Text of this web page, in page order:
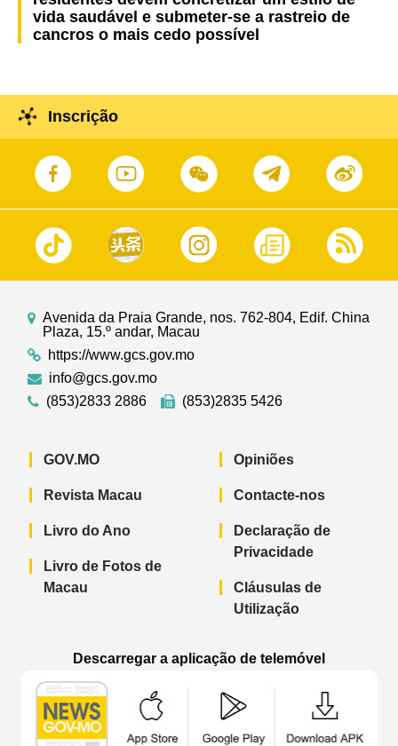
vida saudável e submeter-se a rastreio de
cancros o mais cedo possível
Inscrição
Avenida da Praia Grande, nos. 762-804, Edif. China
Plaza, 15.º andar, Macau
https://www.gcs.gov.mo
info@gcs.gov.mo
(853)2833 2886
(853)2835 5426
GOV.MO
Revista Macau
Livro do Ano
Livro de Fotos de
Macau
Opiniões
Contacte-nos
Declaração de
Privacidade
Cláusulas de
Utilização
Descarregar a aplicação de telemóvel